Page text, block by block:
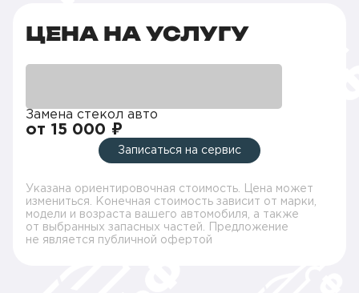
ЦЕНА НА УСЛУГУ
Замена стекол авто
от 15 000 ₽
Записаться на сервис
Указана ориентировочная стоимость. Цена может
измениться. Конечная стоимость зависит от марки,
модели и возраста вашего автомобиля, а также
от выбранных запасных частей. Предложение
не является публичной офертой